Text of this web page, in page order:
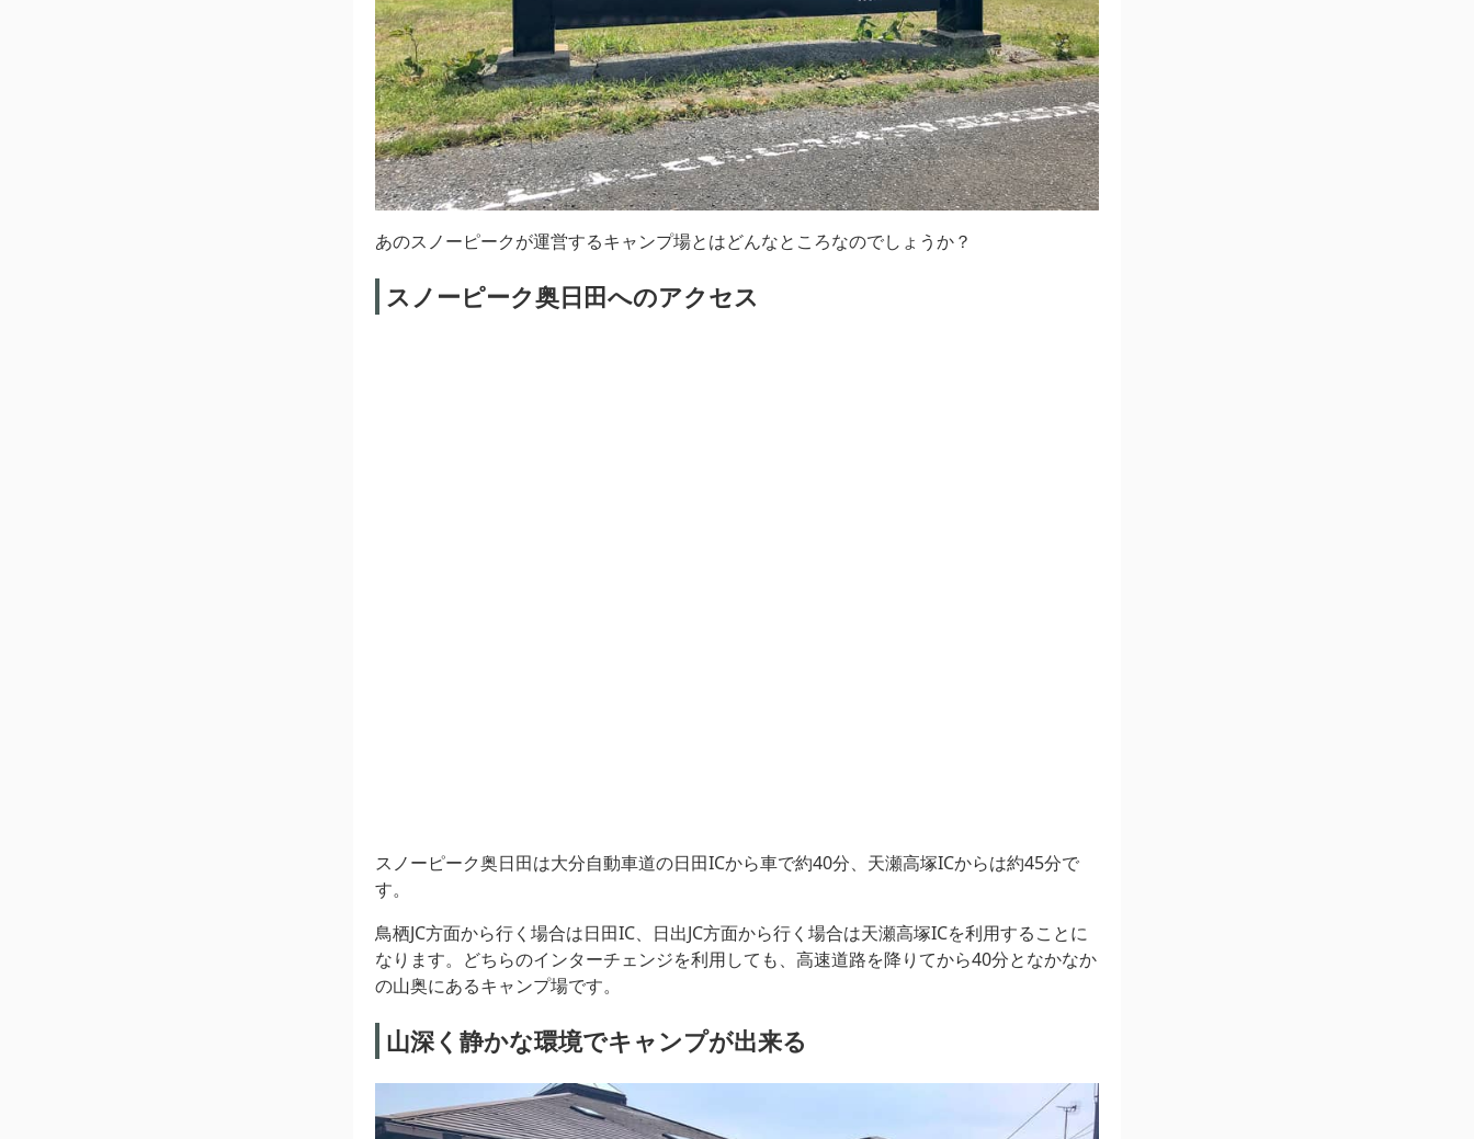
あのスノーピークが運営するキャンプ場とはどんなところなのでしょうか？
スノーピーク奥日田へのアクセス
スノーピーク奥日田は大分自動車道の日田ICから車で約40分、天瀬高塚ICからは約45分で
す。
鳥栖JC方面から行く場合は日田IC、日出JC方面から行く場合は天瀬高塚ICを利用することに
なります。どちらのインターチェンジを利用しても、高速道路を降りてから40分となかなか
の山奥にあるキャンプ場です。
山深く静かな環境でキャンプが出来る